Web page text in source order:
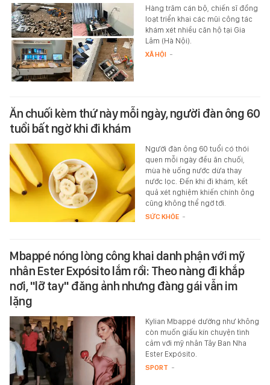
Hàng trăm cán bộ, chiến sĩ đồng
loạt triển khai các mũi công tác
khám xét nhiều căn hộ tại Gia
Lâm (Hà Nội).
XÃ HỘI -
Ăn chuối kèm thứ này mỗi ngày, người đàn ông 60
tuổi bất ngờ khi đi khám
Người đàn ông 60 tuổi có thói
quen mỗi ngày đều ăn chuối,
mùa hè uống nước dừa thay
nước lọc. Đến khi đi khám, kết
quả xét nghiệm khiến chính ông
cũng không thể ngờ tới.
SỨC KHỎE -
Mbappé nóng lòng công khai danh phận với mỹ
nhân Ester Expósito lắm rồi: Theo nàng đi khắp
nơi, "lỡ tay" đăng ảnh nhưng đàng gái vẫn im
lặng
Kylian Mbappé dường như không
còn muốn giấu kín chuyện tình
cảm với mỹ nhân Tây Ban Nha
Ester Expósito.
SPORT -